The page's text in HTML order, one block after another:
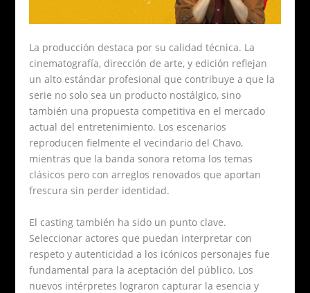
La producción destaca por su calidad técnica. La
cinematografía, dirección de arte, y edición reflejan
un alto estándar profesional que contribuye a que la
serie no solo sea un producto nostálgico, sino
también una propuesta competitiva en el mercado
actual del entretenimiento. Los escenarios
reproducen fielmente el vecindario del Chavo,
mientras que la banda sonora retoma los temas
clásicos pero con arreglos renovados que aportan
frescura sin perder identidad.
El casting también ha sido un punto clave.
Seleccionar actores que puedan interpretar con
respeto y autenticidad a los icónicos personajes fue
fundamental para la aceptación del público. Los
nuevos intérpretes lograron capturar la esencia y